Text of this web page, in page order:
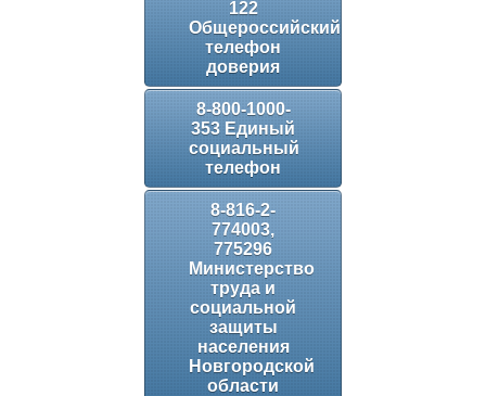
122
Общероссийский
телефон
доверия
8-800-1000-
353 Единый
социальный
телефон
8-816-2-
774003,
775296
Министерство
труда и
социальной
защиты
населения
Новгородской
области